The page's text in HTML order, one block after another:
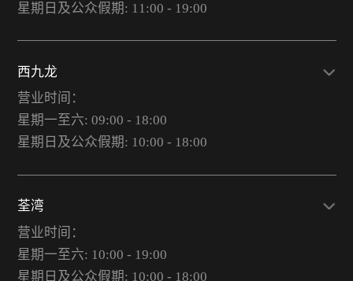
星期日及公众假期: 11:00 - 19:00
西九龙
营业时间：
星期一至六: 09:00 - 18:00
星期日及公众假期: 10:00 - 18:00
荃湾
营业时间：
星期一至六: 10:00 - 19:00
星期日及公众假期: 10:00 - 18:00